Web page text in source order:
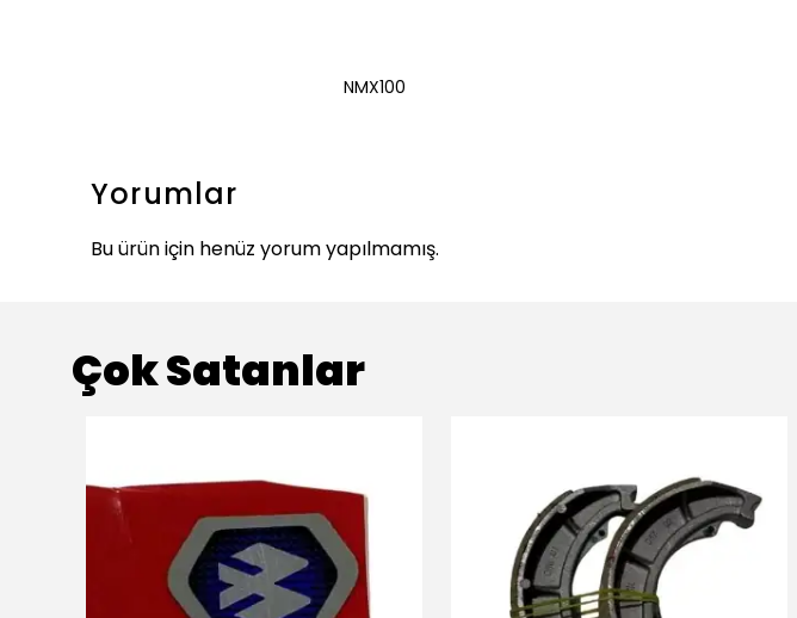
NMX100
Yorumlar
Bu ürün için henüz yorum yapılmamış.
Çok Satanlar